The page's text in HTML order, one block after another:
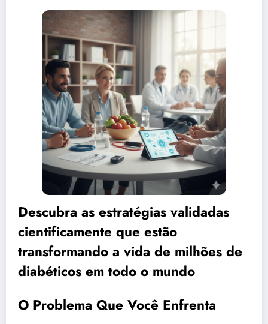
Descubra as estratégias validadas
cientificamente que estão
transformando a vida de milhões de
diabéticos em todo o mundo
O Problema Que Você Enfrenta